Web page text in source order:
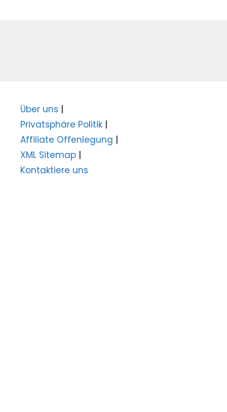
Über uns |
Privatsphäre Politik |
Affiliate Offenlegung |
XML Sitemap |
Kontaktiere uns